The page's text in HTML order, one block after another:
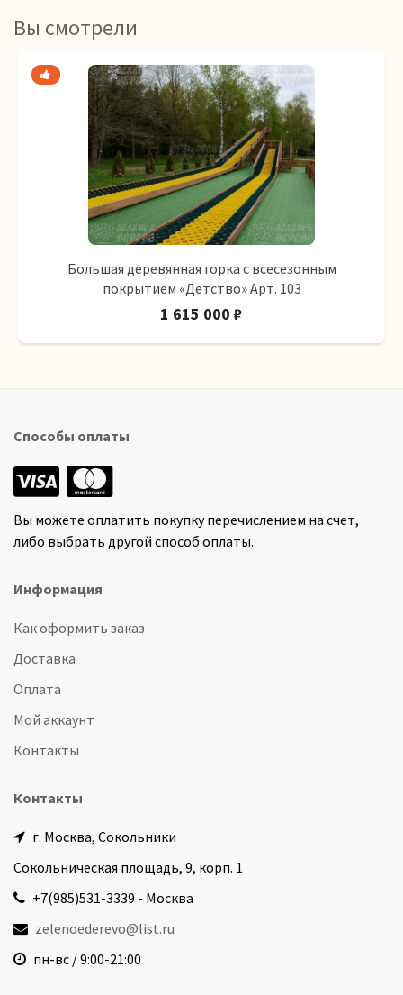
Вы смотрели
Большая деревянная горка с всесезонным
покрытием «Детство» Арт. 103
1 615 000 ₽
Способы оплаты
Вы можете оплатить покупку перечислением на счет,
либо выбрать другой способ оплаты.
Информация
Как оформить заказ
Доставка
Оплата
Мой аккаунт
Контакты
Контакты
г. Москва, Сокольники
Сокольническая площадь, 9, корп. 1
+7(985)531-3339 - Москва
zelenoederevo@list.ru
пн-вс / 9:00-21:00